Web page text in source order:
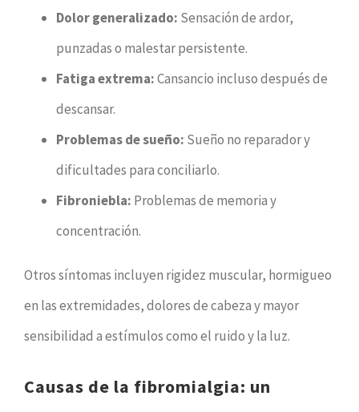
Dolor generalizado: Sensación de ardor,
punzadas o malestar persistente.
Fatiga extrema:Cansancio incluso después de
descansar.
Problemas de sueño: Sueño no reparador y
dificultades para conciliarlo.
Fibroniebla: Problemas de memoria y
concentración.
Otros síntomas incluyen rigidez muscular, hormigueo
en las extremidades, dolores de cabeza y mayor
sensibilidad a estímulos como el ruido y la luz.
Causas de la fibromialgia: un